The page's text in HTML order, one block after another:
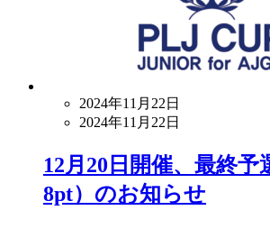
2024年11月22日
2024年11月22日
12月20日開催、最終予
8pt）のお知らせ